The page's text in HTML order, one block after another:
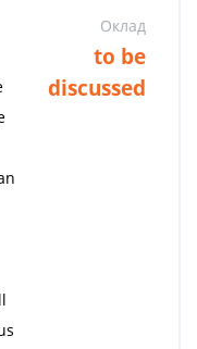
Оклад
to be
discussed